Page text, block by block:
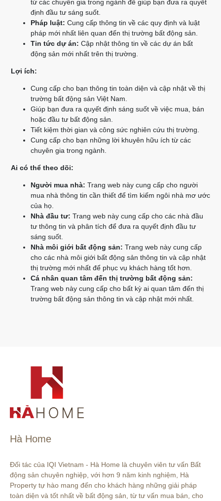
từ các chuyên gia trong ngành để giúp bạn đưa ra quyết
định đầu tư sáng suốt.
Pháp luật: Cung cấp thông tin về các quy định và luật
pháp mới nhất liên quan đến thị trường bất động sản.
Tin tức dự án: Cập nhật thông tin về các dự án bất
động sản mới nhất trên thị trường.
Lợi ích:
Cung cấp cho bạn thông tin toàn diện và cập nhật về thị
trường bất động sản Việt Nam.
Giúp bạn đưa ra quyết định sáng suốt về việc mua, bán
hoặc đầu tư bất động sản.
Tiết kiệm thời gian và công sức nghiên cứu thị trường.
Cung cấp cho bạn những lời khuyên hữu ích từ các
chuyên gia trong ngành.
Ai có thể theo dõi:
Người mua nhà: Trang web này cung cấp cho người
mua nhà thông tin cần thiết để tìm kiếm ngôi nhà mơ ước
của họ.
Nhà đầu tư: Trang web này cung cấp cho các nhà đầu
tư thông tin và phân tích để đưa ra quyết định đầu tư
sáng suốt.
Nhà môi giới bất động sản: Trang web này cung cấp
cho các nhà môi giới bất động sản thông tin và cập nhật
thị trường mới nhất để phục vụ khách hàng tốt hơn.
Cá nhân quan tâm đến thị trường bất động sản:
Trang web này cung cấp cho bất kỳ ai quan tâm đến thị
trường bất động sản thông tin và cập nhật mới nhất.
Hà Home
Đối tác của IQI Vietnam - Hà Home là chuyên viên tư vấn Bất
động sản chuyên nghiệp, với hơn 9 năm kinh nghiệm, Hà
Property tự hào mang đến cho khách hàng những giải pháp
toàn diện và tốt nhất về bất động sản, từ tư vấn mua bán, cho